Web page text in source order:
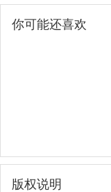
你可能还喜欢
版权说明